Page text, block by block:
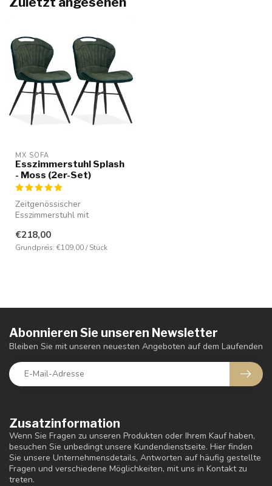
MX SOFA
Esszimmerstuhl Splash
- Moss (2er-Set)
Zeitgenössischer
Esszimmerstuhl mit
Ausgestattet mit ...
€218,00
Grundpreis: €109,00 / Stück
Zusatzinformation
Wenn Sie Fragen zu unseren Produkten oder Ihrem Kauf haben,
besuchen Sie unbedingt unsere Kundendienstseite. Hier finden
Sie unsere Unternehmensdetails, Antworten auf häufig gestellte
Fragen und verschiedene Möglichkeiten, mit uns in Kontakt zu
treten.
Abonnieren Sie unseren Newsletter
Bleiben Sie mit unseren neuesten Angeboten auf dem Laufenden